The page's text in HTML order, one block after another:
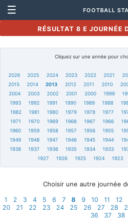
☰ FOOTBALL
RÉSULTAT 8 E JOURNÉE
Cliquez sur une année pour
2026 2025 2024 2023 2022 2021
2015
2014 2013 2012 2011 2010
2004
2003 2002 2001 2000 1999
1993
1992 1991 1990 1989 1988
1982
1981 1980 1979 1978 1977
1971
1970 1969 1968 1967 1966
1960
1959 1958 1957 1956 1955
1949
1948 1947 1946 1945 1944
1938
1937 1936 1935 1934 1933
1927
1926 1925 1924 1923
Choisir une autre journée
1
2 3 4 5 6 7 8 9 10 11 12
20
21 22 23 24 25 26 27 28
36
37 38